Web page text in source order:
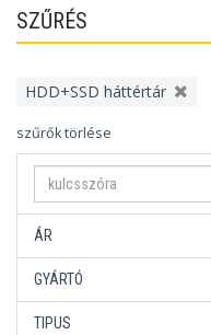
SZŰRÉS
HDD+SSD háttértár
szűrők törlése
ÁR
GYÁRTÓ
TIPUS